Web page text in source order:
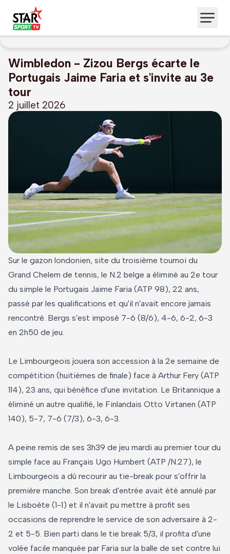
Wimbledon - Zizou Bergs écarte le
Portugais Jaime Faria et s'invite au 3e
tour
2 juillet 2026
Sur le gazon londonien, site du troisième tournoi du
Grand Chelem de tennis, le N.2 belge a éliminé au 2e tour
du simple le Portugais Jaime Faria (ATP 98), 22 ans,
passé par les qualifications et qu'il n'avait encore jamais
rencontré. Bergs s'est imposé 7-6 (8/6), 4-6, 6-2, 6-3
en 2h50 de jeu.
Le Limbourgeois jouera son accession à la 2e semaine de
compétition (huitièmes de finale) face à Arthur Fery (ATP
114), 23 ans, qui bénéfice d'une invitation. Le Britannique a
éliminé un autre qualifié, le Finlandais Otto Virtanen (ATP
140), 5-7, 7-6 (7/3), 6-3, 6-3.
A peine remis de ses 3h39 de jeu mardi au premier tour du
simple face au Français Ugo Humbert (ATP /N.27), le
Limbourgeois a dû recourir au tie-break pour s'offrir la
première manche. Son break d'entrée avait été annulé par
le Lisboète (1-1) et il n'avait pu mettre à profit ses
occasions de reprendre le service de son adversaire à 2-
2 et 5-5. Bien parti dans le tie break 5/3, il profita d'une
volée facile manquée par Faria sur la balle de set contre lui